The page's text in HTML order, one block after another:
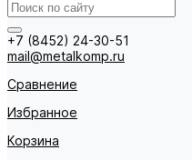
+7 (8452) 24-30-51
mail@metalkomp.ru
Сравнение
Избранное
Корзина